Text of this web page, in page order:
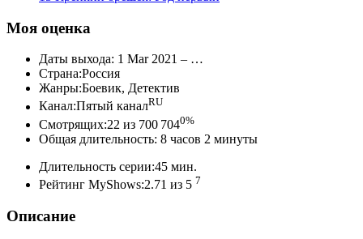
Моя оценка
Даты выхода: 1 Mar 2021 – …
Страна:Россия
Жанры:Боевик, Детектив
Канал:Пятый каналRU
Смотрящих:22 из 700 7040%
Общая длительность: 8 часов 2 минуты
Длительность серии:45 мин.
Рейтинг MyShows:2.71 из 5 7
Описание